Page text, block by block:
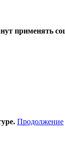
применять
Продолжение